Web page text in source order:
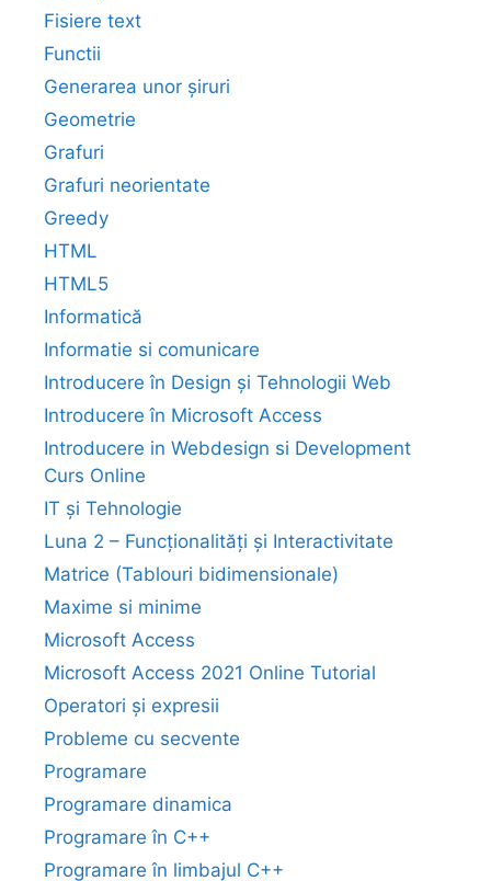
Fisiere text
Functii
Generarea unor șiruri
Geometrie
Grafuri
Grafuri neorientate
Greedy
HTML
HTML5
Informatică
Informatie si comunicare
Introducere în Design și Tehnologii Web
Introducere în Microsoft Access
Introducere in Webdesign si Development
Curs Online
IT și Tehnologie
Luna 2 – Funcționalități și Interactivitate
Matrice (Tablouri bidimensionale)
Maxime si minime
Microsoft Access
Microsoft Access 2021 Online Tutorial
Operatori și expresii
Probleme cu secvente
Programare
Programare dinamica
Programare în C++
Programare în limbajul C++